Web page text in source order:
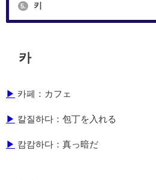
5. 키
카
▶ 카페：カフェ
▶ 칼질하다：包丁を入れる
▶ 캄캄하다：真っ暗だ